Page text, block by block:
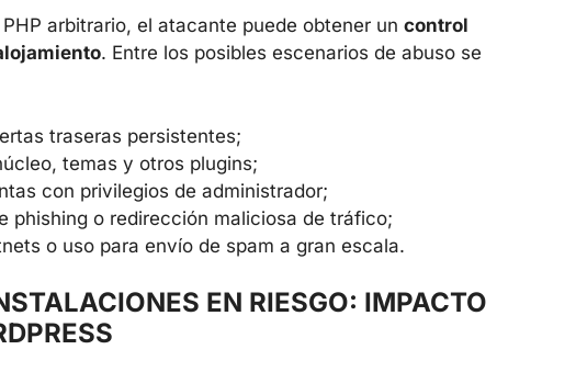
arbitrario, el atacante puede obtener un control
. Entre los posibles escenarios de abuso se
traseras persistentes;
temas y otros plugins;
con privilegios de administrador;
phishing o redirección maliciosa de tráfico;
o uso para envío de spam a gran escala.
EN RIESGO: IMPACTO